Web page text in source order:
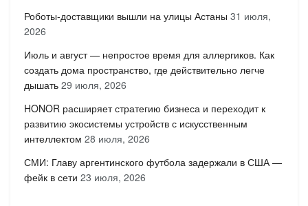
Роботы-доставщики вышли на улицы Астаны 31 июля,
2026
Июль и август — непростое время для аллергиков. Как
создать дома пространство, где действительно легче
дышать 29 июля, 2026
HONOR расширяет стратегию бизнеса и переходит к
развитию экосистемы устройств с искусственным
интеллектом 28 июля, 2026
СМИ: Главу аргентинского футбола задержали в США —
фейк в сети 23 июля, 2026